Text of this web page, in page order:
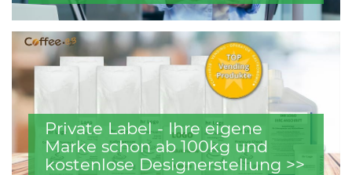
Private Label - Ihre eigene
Marke schon ab 100kg und
kostenlose Designerstellung >>